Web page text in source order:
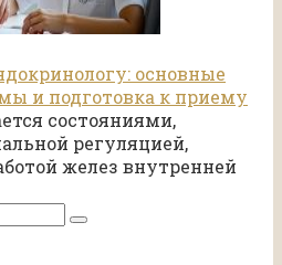
основные
и подготовка к приему
состояниями,
регуляцией,
желез внутренней